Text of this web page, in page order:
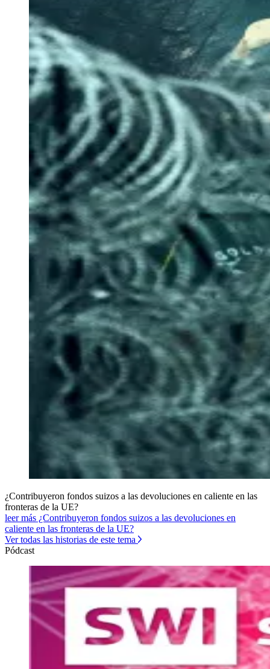
¿Contribuyeron fondos suizos a las devoluciones en caliente en las
fronteras de la UE?
leer más ¿Contribuyeron fondos suizos a las devoluciones en
caliente en las fronteras de la UE?
Ver todas las historias de este tema
Pódcast